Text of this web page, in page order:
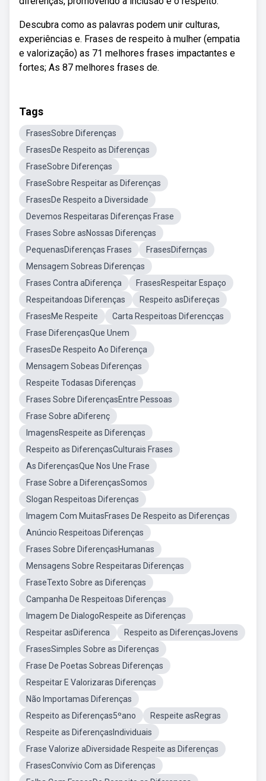
Descubra como as palavras podem unir culturas,
experiências e. Frases de respeito à mulher (empatia
e valorização) as 71 melhores frases impactantes e
fortes; As 87 melhores frases de.
Tags
FrasesSobre Diferenças
FrasesDe Respeito as Diferenças
FraseSobre Diferenças
FraseSobre Respeitar as Diferenças
FrasesDe Respeito a Diversidade
Devemos Respeitaras Diferenças Frase
Frases Sobre asNossas Diferenças
PequenasDiferenças Frases
FrasesDifernças
Mensagem Sobreas Diferenças
Frases Contra aDiferença
FrasesRespeitar Espaço
Respeitandoas Diferenças
Respeito asDifereças
FrasesMe Respeite
Carta Respeitoas Diferencças
Frase DiferençasQue Unem
FrasesDe Respeito Ao Diferença
Mensagem Sobeas Diferenças
Respeite Todasas Diferenças
Frases Sobre DiferençasEntre Pessoas
Frase Sobre aDiferenç
ImagensRespeite as Diferenças
Respeito as DiferençasCulturais Frases
As DiferençasQue Nos Une Frase
Frase Sobre a DiferençasSomos
Slogan Respeitoas Diferenças
Imagem Com MuitasFrases De Respeito as Diferenças
Anúncio Respeitoas Diferenças
Frases Sobre DiferençasHumanas
Mensagens Sobre Respeitaras Diferenças
FraseTexto Sobre as Diferenças
Campanha De Respeitoas Diferenças
Imagem De DialogoRespeite as Diferenças
Respeitar asDiferenca
Respeito as DiferençasJovens
FrasesSimples Sobre as Diferenças
Frase De Poetas Sobreas Diferenças
Respeitar E Valorizaras Diferenças
Não Importamas Diferenças
Respeito as Diferenças5ºano
Respeite asRegras
Respeite as DiferençasIndividuais
Frase Valorize aDiversidade Respeite as Diferenças
FrasesConvívio Com as Diferenças